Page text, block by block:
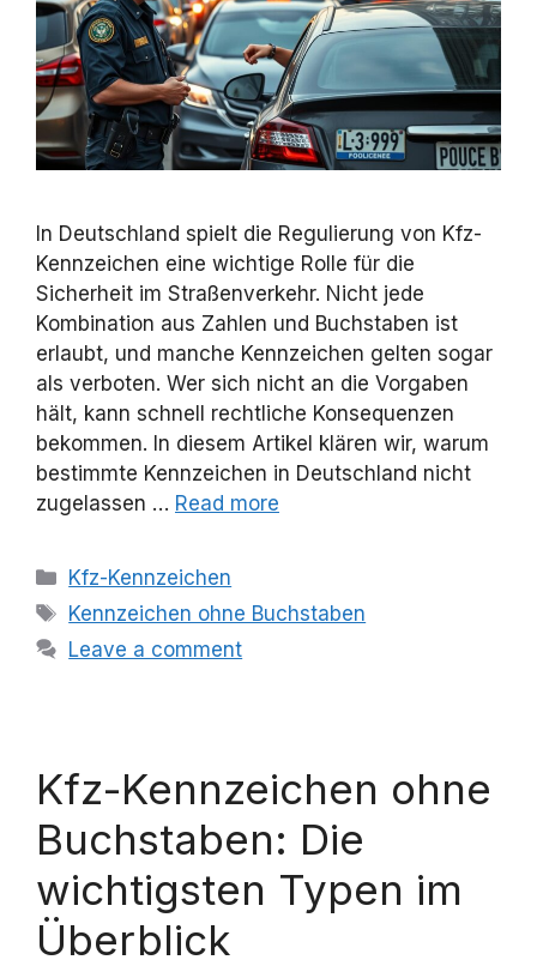
In Deutschland spielt die Regulierung von Kfz-
Kennzeichen eine wichtige Rolle für die
Sicherheit im Straßenverkehr. Nicht jede
Kombination aus Zahlen und Buchstaben ist
erlaubt, und manche Kennzeichen gelten sogar
als verboten. Wer sich nicht an die Vorgaben
hält, kann schnell rechtliche Konsequenzen
bekommen. In diesem Artikel klären wir, warum
bestimmte Kennzeichen in Deutschland nicht
zugelassen … Read more
Categories
Kfz-Kennzeichen
Tags
Kennzeichen ohne Buchstaben
Leave a comment
Kfz-Kennzeichen ohne
Buchstaben: Die
wichtigsten Typen im
Überblick